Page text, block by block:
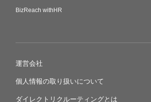
BizReach withHR
運営会社
個人情報の取り扱いについて
ダイレクトリクルーティングとは